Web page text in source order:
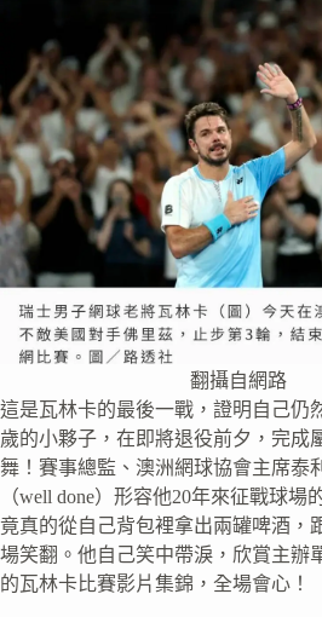
翻攝自網路
這是瓦林卡的最後一戰，證明自己仍
歲的小夥子，在即將退役前夕，完成
舞！賽事總監、澳洲網球協會主席泰
（well done）形容他20年來征戰球場
竟真的從自己背包裡拿出兩罐啤酒，
場笑翻。他自己笑中帶淚，欣賞主辦
的瓦林卡比賽影片集錦，全場會心！